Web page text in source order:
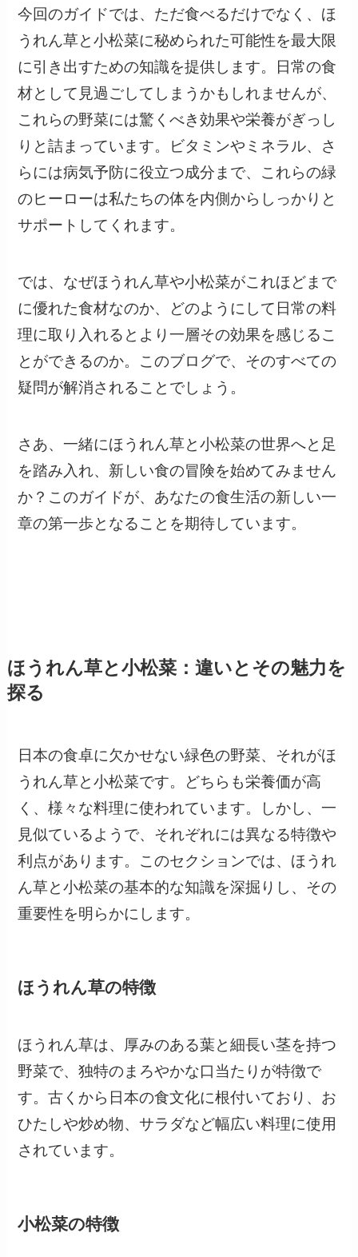
今回のガイドでは、ただ食べるだけでなく、ほ
うれん草と小松菜に秘められた可能性を最大限
に引き出すための知識を提供します。日常の食
材として見過ごしてしまうかもしれませんが、
これらの野菜には驚くべき効果や栄養がぎっし
りと詰まっています。ビタミンやミネラル、さ
らには病気予防に役立つ成分まで、これらの緑
のヒーローは私たちの体を内側からしっかりと
サポートしてくれます。
では、なぜほうれん草や小松菜がこれほどまで
に優れた食材なのか、どのようにして日常の料
理に取り入れるとより一層その効果を感じるこ
とができるのか。このブログで、そのすべての
疑問が解消されることでしょう。
さあ、一緒にほうれん草と小松菜の世界へと足
を踏み入れ、新しい食の冒険を始めてみません
か？このガイドが、あなたの食生活の新しい一
章の第一歩となることを期待しています。
ほうれん草と小松菜：違いとその魅力を
探る
日本の食卓に欠かせない緑色の野菜、それがほ
うれん草と小松菜です。どちらも栄養価が高
く、様々な料理に使われています。しかし、一
見似ているようで、それぞれには異なる特徴や
利点があります。このセクションでは、ほうれ
ん草と小松菜の基本的な知識を深掘りし、その
重要性を明らかにします。
ほうれん草の特徴
ほうれん草は、厚みのある葉と細長い茎を持つ
野菜で、独特のまろやかな口当たりが特徴で
す。古くから日本の食文化に根付いており、お
ひたしや炒め物、サラダなど幅広い料理に使用
されています。
小松菜の特徴